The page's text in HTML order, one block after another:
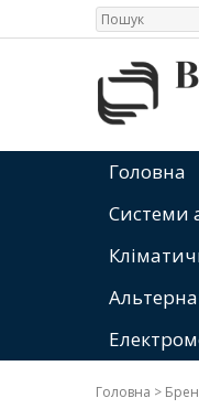
Головна
Системи
Головна >